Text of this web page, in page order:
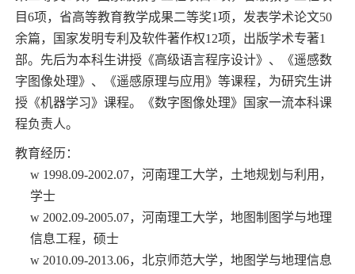
目6项，省高等教育教学成果二等奖1项，发表学术论文50
余篇，国家发明专利及软件著作权12项，出版学术专著1
部。先后为本科生讲授《高级语言程序设计》、《遥感数
字图像处理》、《遥感原理与应用》等课程，为研究生讲
授《机器学习》课程。《数字图像处理》国家一流本科课
程负责人。
教育经历：
w 1998.09-2002.07，河南理工大学，土地规划与利用，
学士
w 2002.09-2005.07，河南理工大学，地图制图学与地理
信息工程，硕士
w 2010.09-2013.06，北京师范大学，地图学与地理信息